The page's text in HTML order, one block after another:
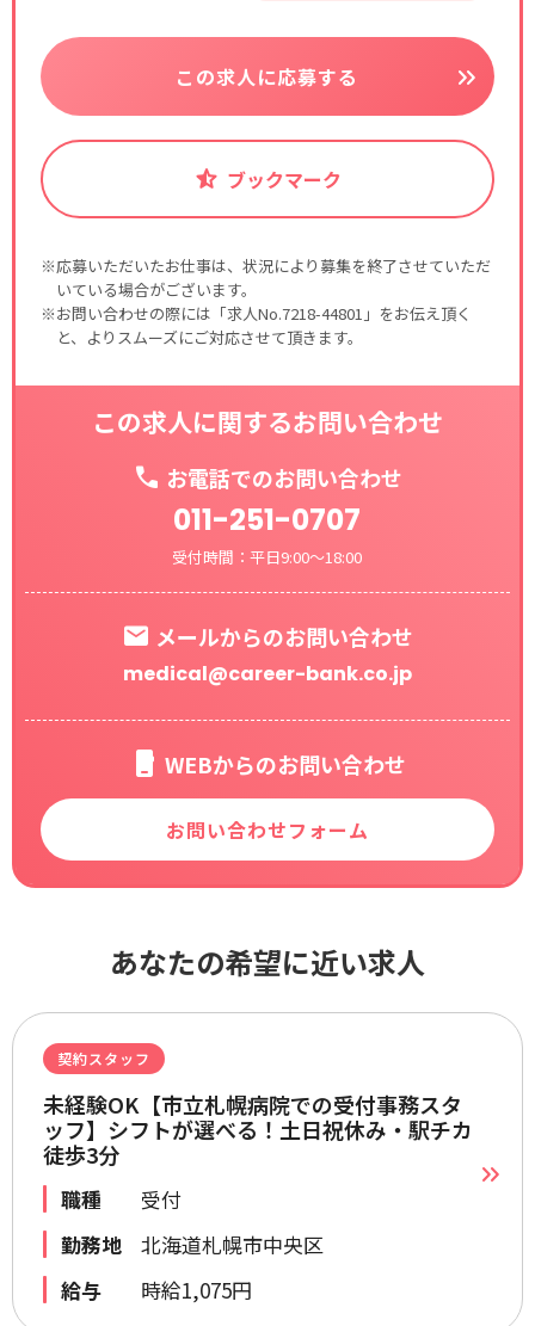
この求人に応募する
ブックマーク
※応募いただいたお仕事は、状況により募集を終了させていただ
いている場合がございます。
※お問い合わせの際には「求人No.7218-44801」をお伝え頂く
と、よりスムーズにご対応させて頂きます。
この求人に関するお問い合わせ
お電話でのお問い合わせ
011-251-0707
受付時間：平日9:00～18:00
メールからのお問い合わせ
medical@career-bank.co.jp
WEBからのお問い合わせ
お問い合わせフォーム
あなたの希望に近い求人
契約スタッフ
未経験OK【市立札幌病院での受付事務スタ
ッフ】シフトが選べる！土日祝休み・駅チカ
徒歩3分
職種
受付
勤務地
北海道札幌市中央区
給与
時給1,075円